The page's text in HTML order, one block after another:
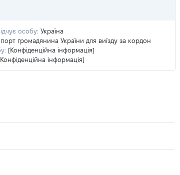
особу: Україна
громадянина України для виїзду за кордон
[Конфіденційна інформація]
інформація]